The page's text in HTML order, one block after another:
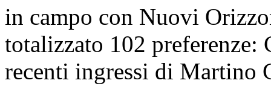
in campo con Nuovi
totalizzato 102 preferenze:
recenti ingressi di Martino